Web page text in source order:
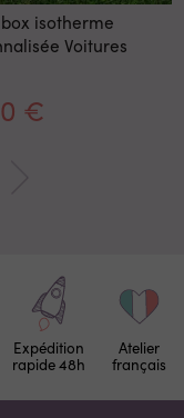
isotherme
Voitures
€
Expédition
rapide 48h
Atelier
français